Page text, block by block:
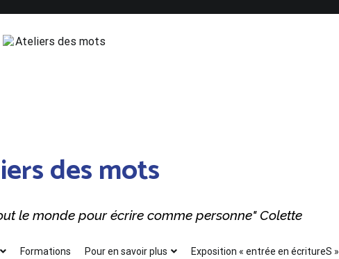
des mots
le monde pour écrire comme personne" Colette
Formations Pour en savoir plus Exposition « entrée en écritureS »